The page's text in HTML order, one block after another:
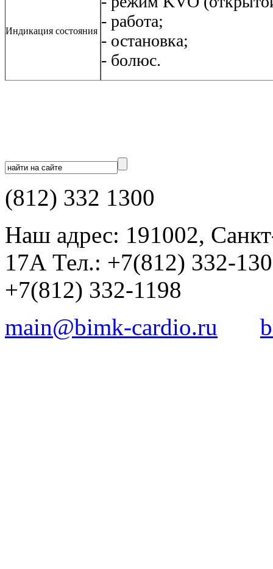
Индикация состояния
- работа;
- остановка;
- болюс.
(812) 332 1300
Наш адрес: 191002,
17А Тел.: +7(812) 332-
+7(812) 332-1198
main@bimk-cardio.ru